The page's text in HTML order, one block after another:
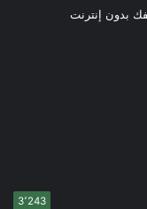
بدون إنترنت
3٬243